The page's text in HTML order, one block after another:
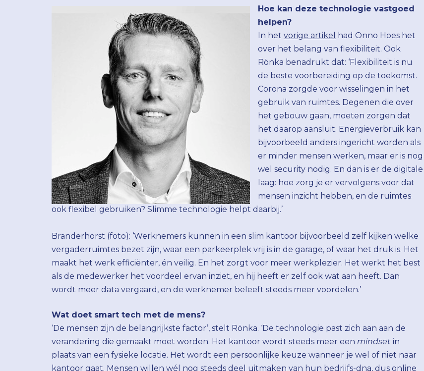
Hoe kan deze technologie vastgoed
helpen?
In het vorige artikel
had Onno Hoes het
over het belang van flexibiliteit. Ook
Rönka benadrukt dat: ‘Flexibiliteit is nu
de beste voorbereiding op de toekomst.
Corona zorgde voor wisselingen in het
gebruik van ruimtes. Degenen die over
het gebouw gaan, moeten zorgen dat
het daarop aansluit. Energieverbruik kan
bijvoorbeeld anders ingericht worden als
er minder mensen werken, maar er is nog
wel security nodig. En dan is er de digitale
laag: hoe zorg je er vervolgens voor dat
mensen inzicht hebben, en de ruimtes
ook flexibel gebruiken? Slimme technologie helpt daarbij.’
Branderhorst (foto): ‘Werknemers kunnen in een slim kantoor bijvoorbeeld zelf kijken welke
vergaderruimtes bezet zijn, waar een parkeerplek vrij is in de garage, of waar het druk is. Het
maakt het werk efficiënter, én veilig. En het zorgt voor meer werkplezier. Het werkt het best
als de medewerker het voordeel ervan inziet, en hij heeft er zelf ook wat aan heeft. Dan
wordt meer data vergaard, en de werknemer beleeft steeds meer voordelen.’
Wat doet smart tech met de mens?
‘De mensen zijn de belangrijkste factor’, stelt Rönka. ‘De technologie past zich aan aan de
verandering die gemaakt moet worden. Het kantoor wordt steeds meer een mindset in
plaats van een fysieke locatie. Het wordt een persoonlijke keuze wanneer je wel of niet naar
kantoor gaat. Mensen willen wél nog steeds deel uitmaken van hun bedrijfs-dna, dus online